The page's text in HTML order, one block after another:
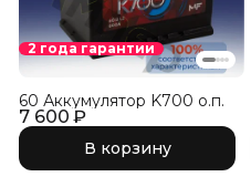
2 года гарантии
7 600 ₽
60 Аккумулятор K700 о.п.
В корзину